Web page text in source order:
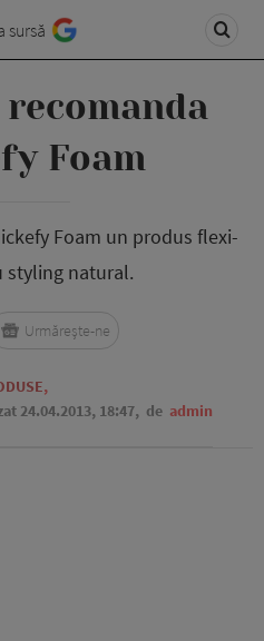
sursă
Foam
Foam un produs flexi-
styling natural.
,
24.04.2013, 18:47, de admin
Urmărește-ne